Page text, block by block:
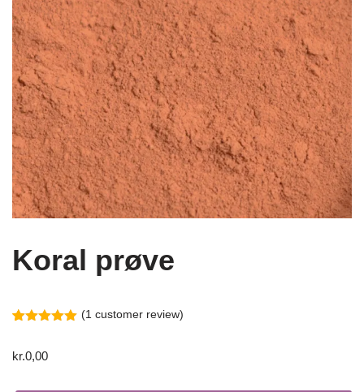
Koral prøve
customer
(1 customer review)
kr.0,00